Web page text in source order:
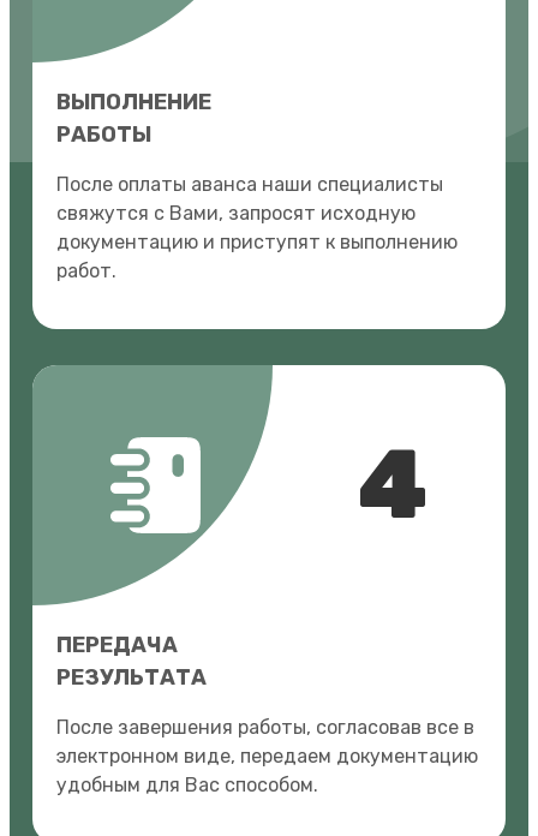
ВЫПОЛНЕНИЕ
РАБОТЫ
После оплаты аванса наши специалисты
свяжутся с Вами, запросят исходную
документацию и приступят к выполнению
работ.
4
ПЕРЕДАЧА
РЕЗУЛЬТАТА
После завершения работы, согласовав все в
электронном виде, передаем документацию
удобным для Вас способом.